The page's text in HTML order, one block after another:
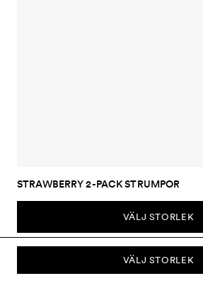
VÄLJ STORLEK
STRAWBERRY 2-PACK STRUMPOR
VÄLJ STORLEK